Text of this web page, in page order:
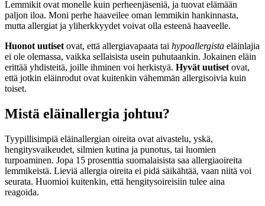
Lemmikit ovat monelle kuin perheenjäseniä, ja tuovat elämään
paljon iloa. Moni perhe haaveilee oman lemmikin hankinnasta,
mutta allergiat ja yliherkkyydet voivat olla esteenä haaveelle.
Huonot uutiset ovat, että allergiavapaata tai hypoallergista eläinlajia
ei ole olemassa, vaikka sellaisista usein puhutaankin. Jokainen eläin
erittää yhdisteitä, joille ihminen voi herkistyä. Hyvät uutiset ovat,
että jotkin eläinrodut ovat kuitenkin vähemmän allergisoivia kuin
toiset.
Mistä eläinallergia johtuu?
Tyypillisimpiä eläinallergian oireita ovat aivastelu, yskä,
hengitysvaikeudet, silmien kutina ja punotus, tai luomien
turpoaminen. Jopa 15 prosenttia suomalaisista saa allergiaoireita
lemmikeistä. Lieviä allergia oireita ei pidä säikähtää, vaan niitä voi
seurata. Huomioi kuitenkin, että hengitysoireisiin tulee aina
reagoida.